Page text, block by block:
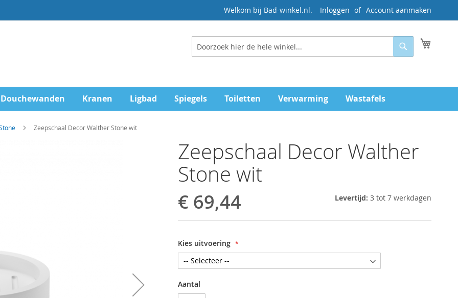
Welkom bij Bad-winkel.nl. Inloggen Account aanmaken
Zoeken
Zoeken
Douchewanden Kranen Ligbad Spiegels Toiletten Verwarming Wastafels
Zeepschaal Decor Walther Stone wit
Zeepschaal Decor Walther
Stone wit
€ 69,44 Levertijd: 3 tot 7 werkdagen
Kies uitvoering
Aantal